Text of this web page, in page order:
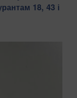
18, 43 і